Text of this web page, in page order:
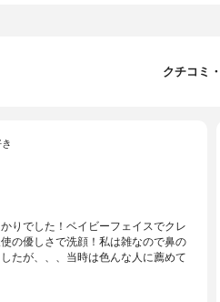
クチコミ
りでした！ベイビーフェイスでクレ
の優しさで洗顔！私は雑なので鼻の
たが、、、当時は色んな人に薦めて